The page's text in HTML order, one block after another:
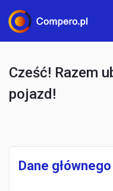
Cześć! Razem
pojazd!
Dane